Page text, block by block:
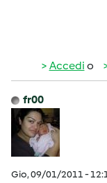
Accedi o
fr00
Gio, 09/01/2011 -